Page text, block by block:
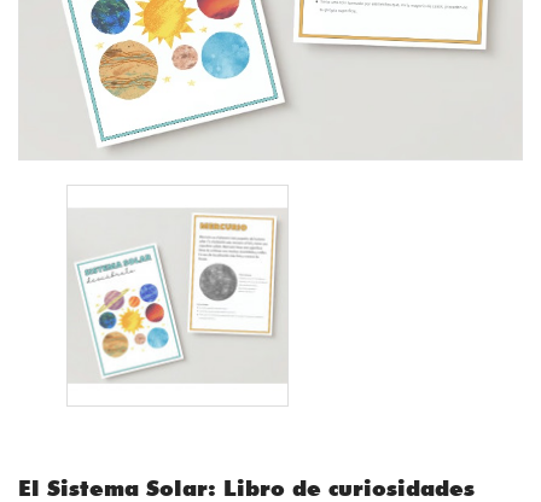
El Sistema Solar: Libro de curiosidades